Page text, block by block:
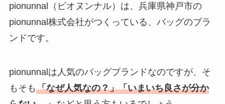
想夫恋はなぜ高い？
人気の理由と安く買
アレクサンドルドゥ
パリはなぜ高い？な
ぜ人気？安く買える
pionunnal（ピオヌンナル）は、兵庫県神戸市の
pionunnal株式会社がつくっている、バッグのブラ
ンドです。
pionunnalは人気のバッグブランドなのですが、そ
もそも 「なぜ人気なの？」「いまいち良さが分か